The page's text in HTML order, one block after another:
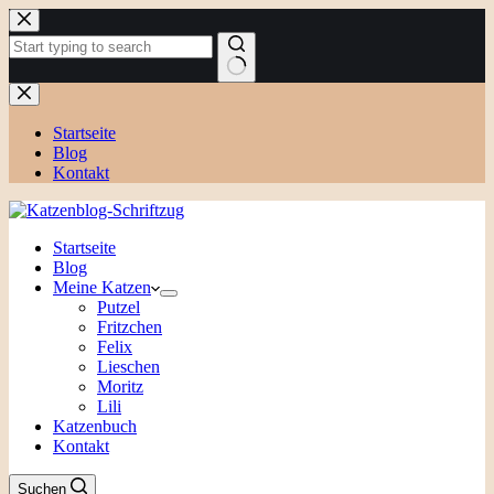
Zum
Inhalt
springen
Keine
Ergebnisse
Startseite
Blog
Kontakt
Startseite
Blog
Meine Katzen
Putzel
Fritzchen
Felix
Lieschen
Moritz
Lili
Katzenbuch
Kontakt
Suchen